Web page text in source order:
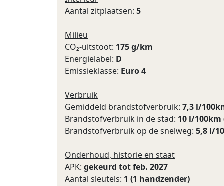
Aantal zitplaatsen: 5
Milieu
CO₂-uitstoot: 175 g/km
Energielabel: D
Emissieklasse: Euro 4
Verbruik
Gemiddeld brandstofverbruik: 7,3 l/
Brandstofverbruik in de stad: 10 l/100km
Brandstofverbruik op de snelweg: 5,8 l/
Onderhoud, historie en staat
APK: gekeurd tot feb. 2027
Aantal sleutels: 1 (1 handzender)